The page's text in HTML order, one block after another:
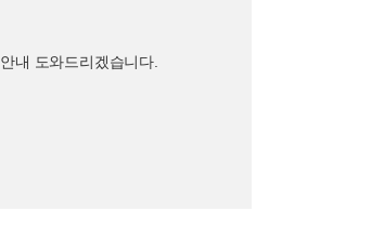
내 도와드리겠습니다.